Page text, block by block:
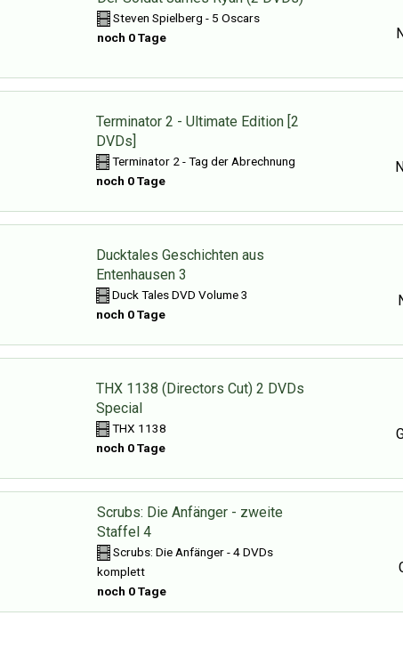
Steven Spielberg - 5 Oscars
noch 0 Tage
Terminator 2 - Ultimate Edition [2
DVDs]
Terminator 2 - Tag der Abrechnung
noch 0 Tage
Ducktales Geschichten aus
Entenhausen 3
Duck Tales DVD Volume 3
noch 0 Tage
THX 1138 (Directors Cut) 2 DVDs
Special
THX 1138
noch 0 Tage
Scrubs: Die Anfänger - zweite
Staffel 4
Scrubs: Die Anfänger - 4 DVDs
komplett
noch 0 Tage